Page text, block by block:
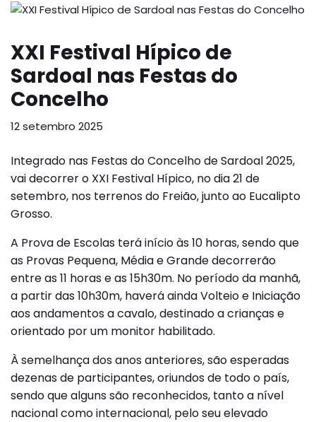
XXI Festival Hípico de
Sardoal nas Festas do
Concelho
12 setembro 2025
Integrado nas Festas do Concelho de Sardoal 2025,
vai decorrer o XXI Festival Hípico, no dia 21 de
setembro, nos terrenos do Freião, junto ao Eucalipto
Grosso.
A Prova de Escolas terá início às 10 horas, sendo que
as Provas Pequena, Média e Grande decorrerão
entre as 11 horas e as 15h30m. No período da manhã,
a partir das 10h30m, haverá ainda Volteio e Iniciação
aos andamentos a cavalo, destinado a crianças e
orientado por um monitor habilitado.
À semelhança dos anos anteriores, são esperadas
dezenas de participantes, oriundos de todo o país,
sendo que alguns são reconhecidos, tanto a nível
nacional como internacional, pelo seu elevado